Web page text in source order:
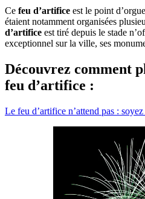
Ce feu d’artifice est le point
étaient notamment organisées
d’artifice est tiré depuis le stade
exceptionnel sur la ville, ses
Découvrez comment
feu d’artifice :
Le feu d’artifice n’attend pas :